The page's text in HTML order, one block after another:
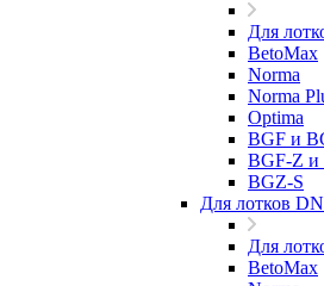
Для
BetoMax
Norma
Norma
Optima
BGF и
BGF-Z и
BGZ-S
Для лотков
Для
BetoMax